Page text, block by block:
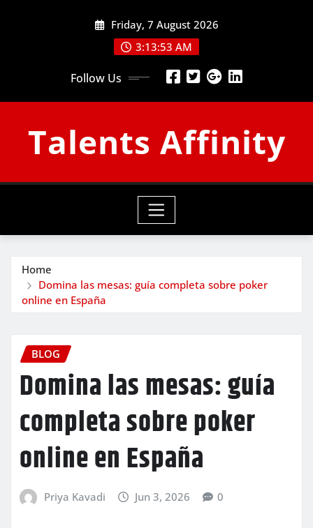
Friday, 7 August 2026
3:13:53 AM
Follow Us
Talents Affinity
Home
Domina las mesas: guía completa sobre poker
online en España
BLOG
Domina las mesas: guía
completa sobre poker
online en España
Priya Kavadi Jun 3, 2026 0